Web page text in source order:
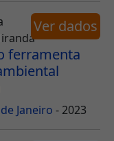
ferramenta
Janeiro - 2023
Ver dados